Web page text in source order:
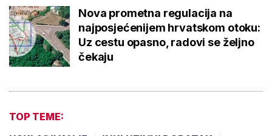
Nova prometna regulacija na
najposjećenijem hrvatskom otoku:
Uz cestu opasno, radovi se željno
čekaju
TOP TEME: